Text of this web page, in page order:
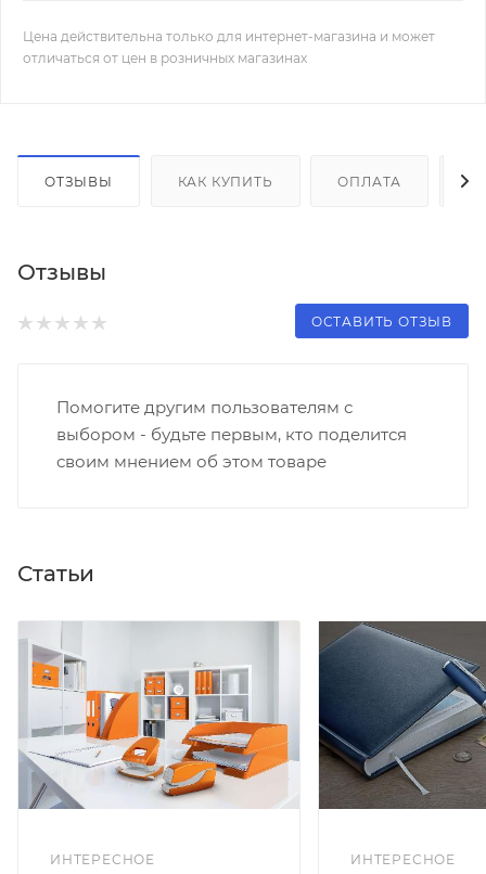
Цена действительна только для интернет-магазина и может
отличаться от цен в розничных магазинах
ОТЗЫВЫ КАК КУПИТЬ ОПЛАТА
Отзывы
ОСТАВИТЬ ОТЗЫВ
Помогите другим пользователям с
выбором - будьте первым, кто поделится
своим мнением об этом товаре
Статьи
ИНТЕРЕСНОЕ ИНТЕРЕСНОЕ